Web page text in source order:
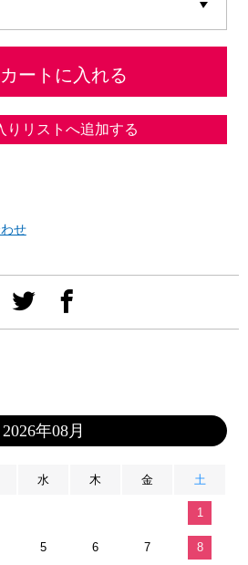
カートに入れる
りリストへ追加する
せ
2026年08月
水 木 金 土
1
5 6 7 8